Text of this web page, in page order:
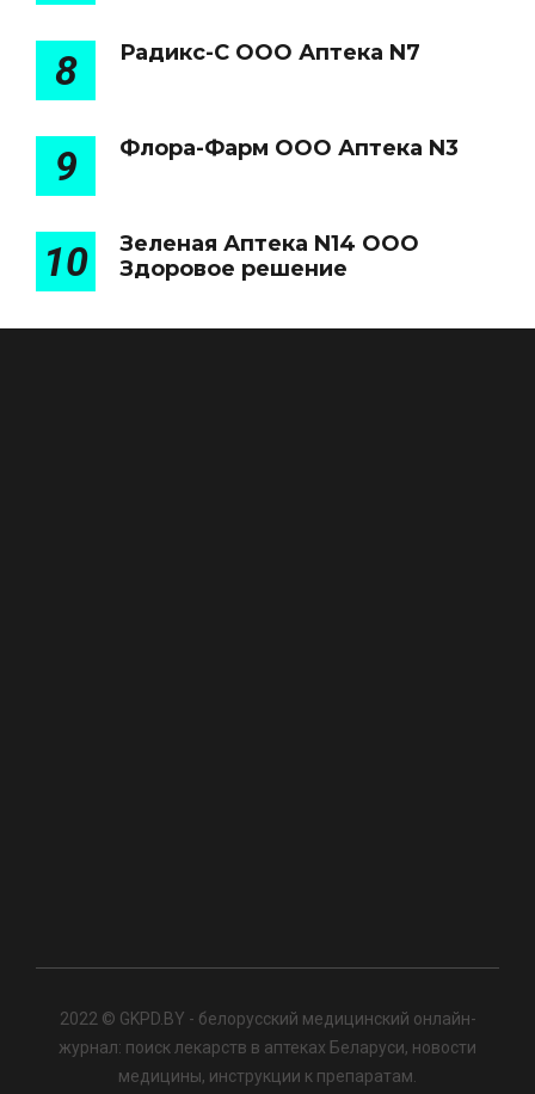
8 Радикс-С ООО Аптека N7
9 Флора-Фарм ООО Аптека N3
10
Зеленая Аптека N14 ООО
Здоровое решение
2022 © GKPD.BY - белорусский медицинский онлайн-
журнал: поиск лекарств в аптеках Беларуси, новости
медицины, инструкции к препаратам.